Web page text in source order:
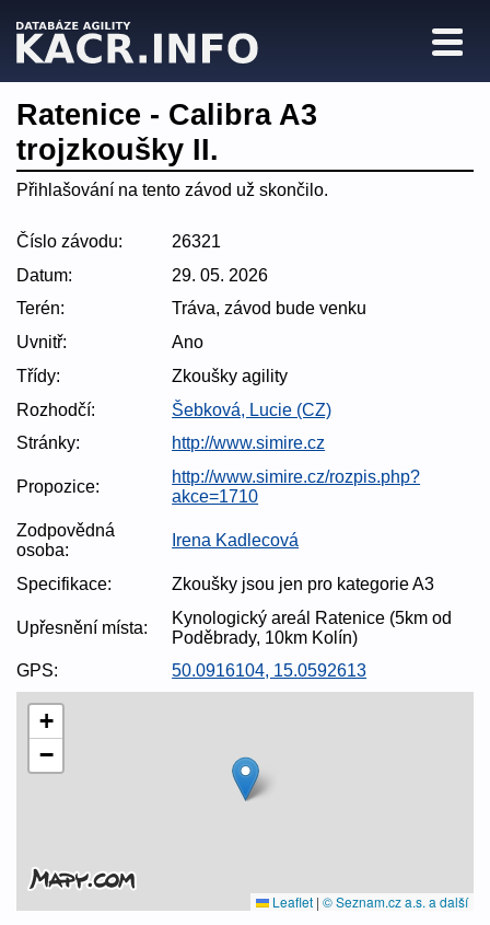
Ratenice - Calibra A3
trojzkoušky II.
Přihlašování na tento závod už skončilo.
Číslo závodu:
26321
Datum:
29. 05. 2026
Terén:
Tráva, závod bude venku
Uvnitř:
Ano
Třídy:
Zkoušky agility
Rozhodčí:
Šebková, Lucie (CZ)
Stránky:
http://www.simire.cz
Propozice:
http://www.simire.cz/rozpis.php?
akce=1710
Zodpovědná
osoba:
Irena Kadlecová
Specifikace: Zkoušky jsou jen pro kategorie A3
Upřesnění místa:
Kynologický areál Ratenice (5km od
Poděbrady, 10km Kolín)
GPS:
50.0916104, 15.0592613
+
−
Leaflet | © Seznam.cz a.s. a další